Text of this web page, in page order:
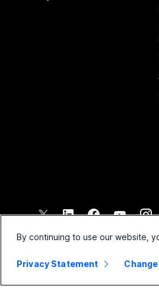
2026 Cisco ja/tai sen tytäryhtiöt.
By continuing to use our website,
Privacy Statement